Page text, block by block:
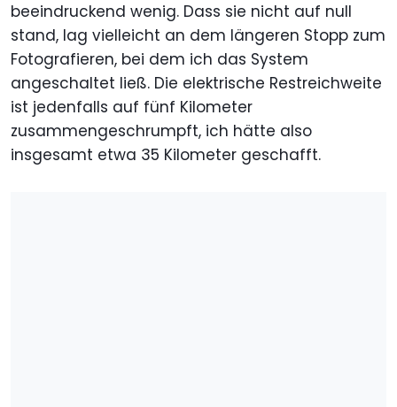
beeindruckend wenig. Dass sie nicht auf null
stand, lag vielleicht an dem längeren Stopp zum
Fotografieren, bei dem ich das System
angeschaltet ließ. Die elektrische Restreichweite
ist jedenfalls auf fünf Kilometer
zusammengeschrumpft, ich hätte also
insgesamt etwa 35 Kilometer geschafft.